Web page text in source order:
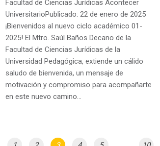
Facultad de Ciencias Jurídicas Acontecer
UniversitarioPublicado: 22 de enero de 2025
¡Bienvenidos al nuevo ciclo académico 01-
2025! El Mtro. Saúl Baños Decano de la
Facultad de Ciencias Jurídicas de la
Universidad Pedagógica, extiende un cálido
saludo de bienvenida, un mensaje de
motivación y compromiso para acompañarte
en este nuevo camino…